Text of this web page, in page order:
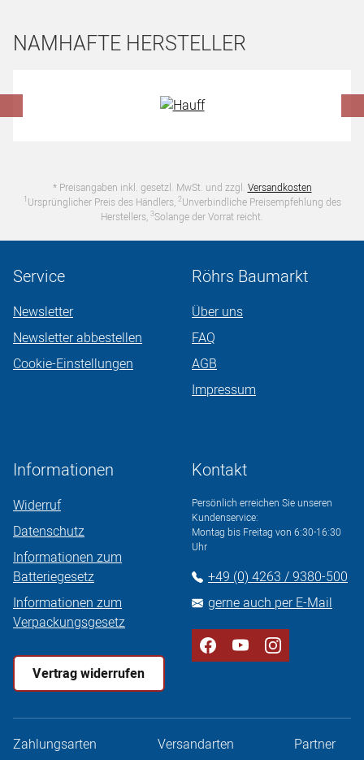
NAMHAFTE HERSTELLER
* Preisangaben inkl. gesetzl. MwSt. und zzgl. Versandkosten
1 Ursprünglicher Preis des Händlers, 2Unverbindliche Preisempfehlung des
Herstellers, 3Solange der Vorrat reicht.
Service
Newsletter
Newsletter abbestellen
Cookie-Einstellungen
Röhrs Baumarkt
Über uns
FAQ
AGB
Impressum
Informationen
Widerruf
Datenschutz
Informationen zum
Batteriegesetz
Informationen zum
Verpackungsgesetz
Vertrag widerrufen
Kontakt
Persönlich erreichen Sie unseren
Kundenservice:
Montag bis Freitag von 6:30-16:30
Uhr
+49 (0) 4263 / 9380-500
gerne auch per E-Mail
Zahlungsarten Versandarten Partner